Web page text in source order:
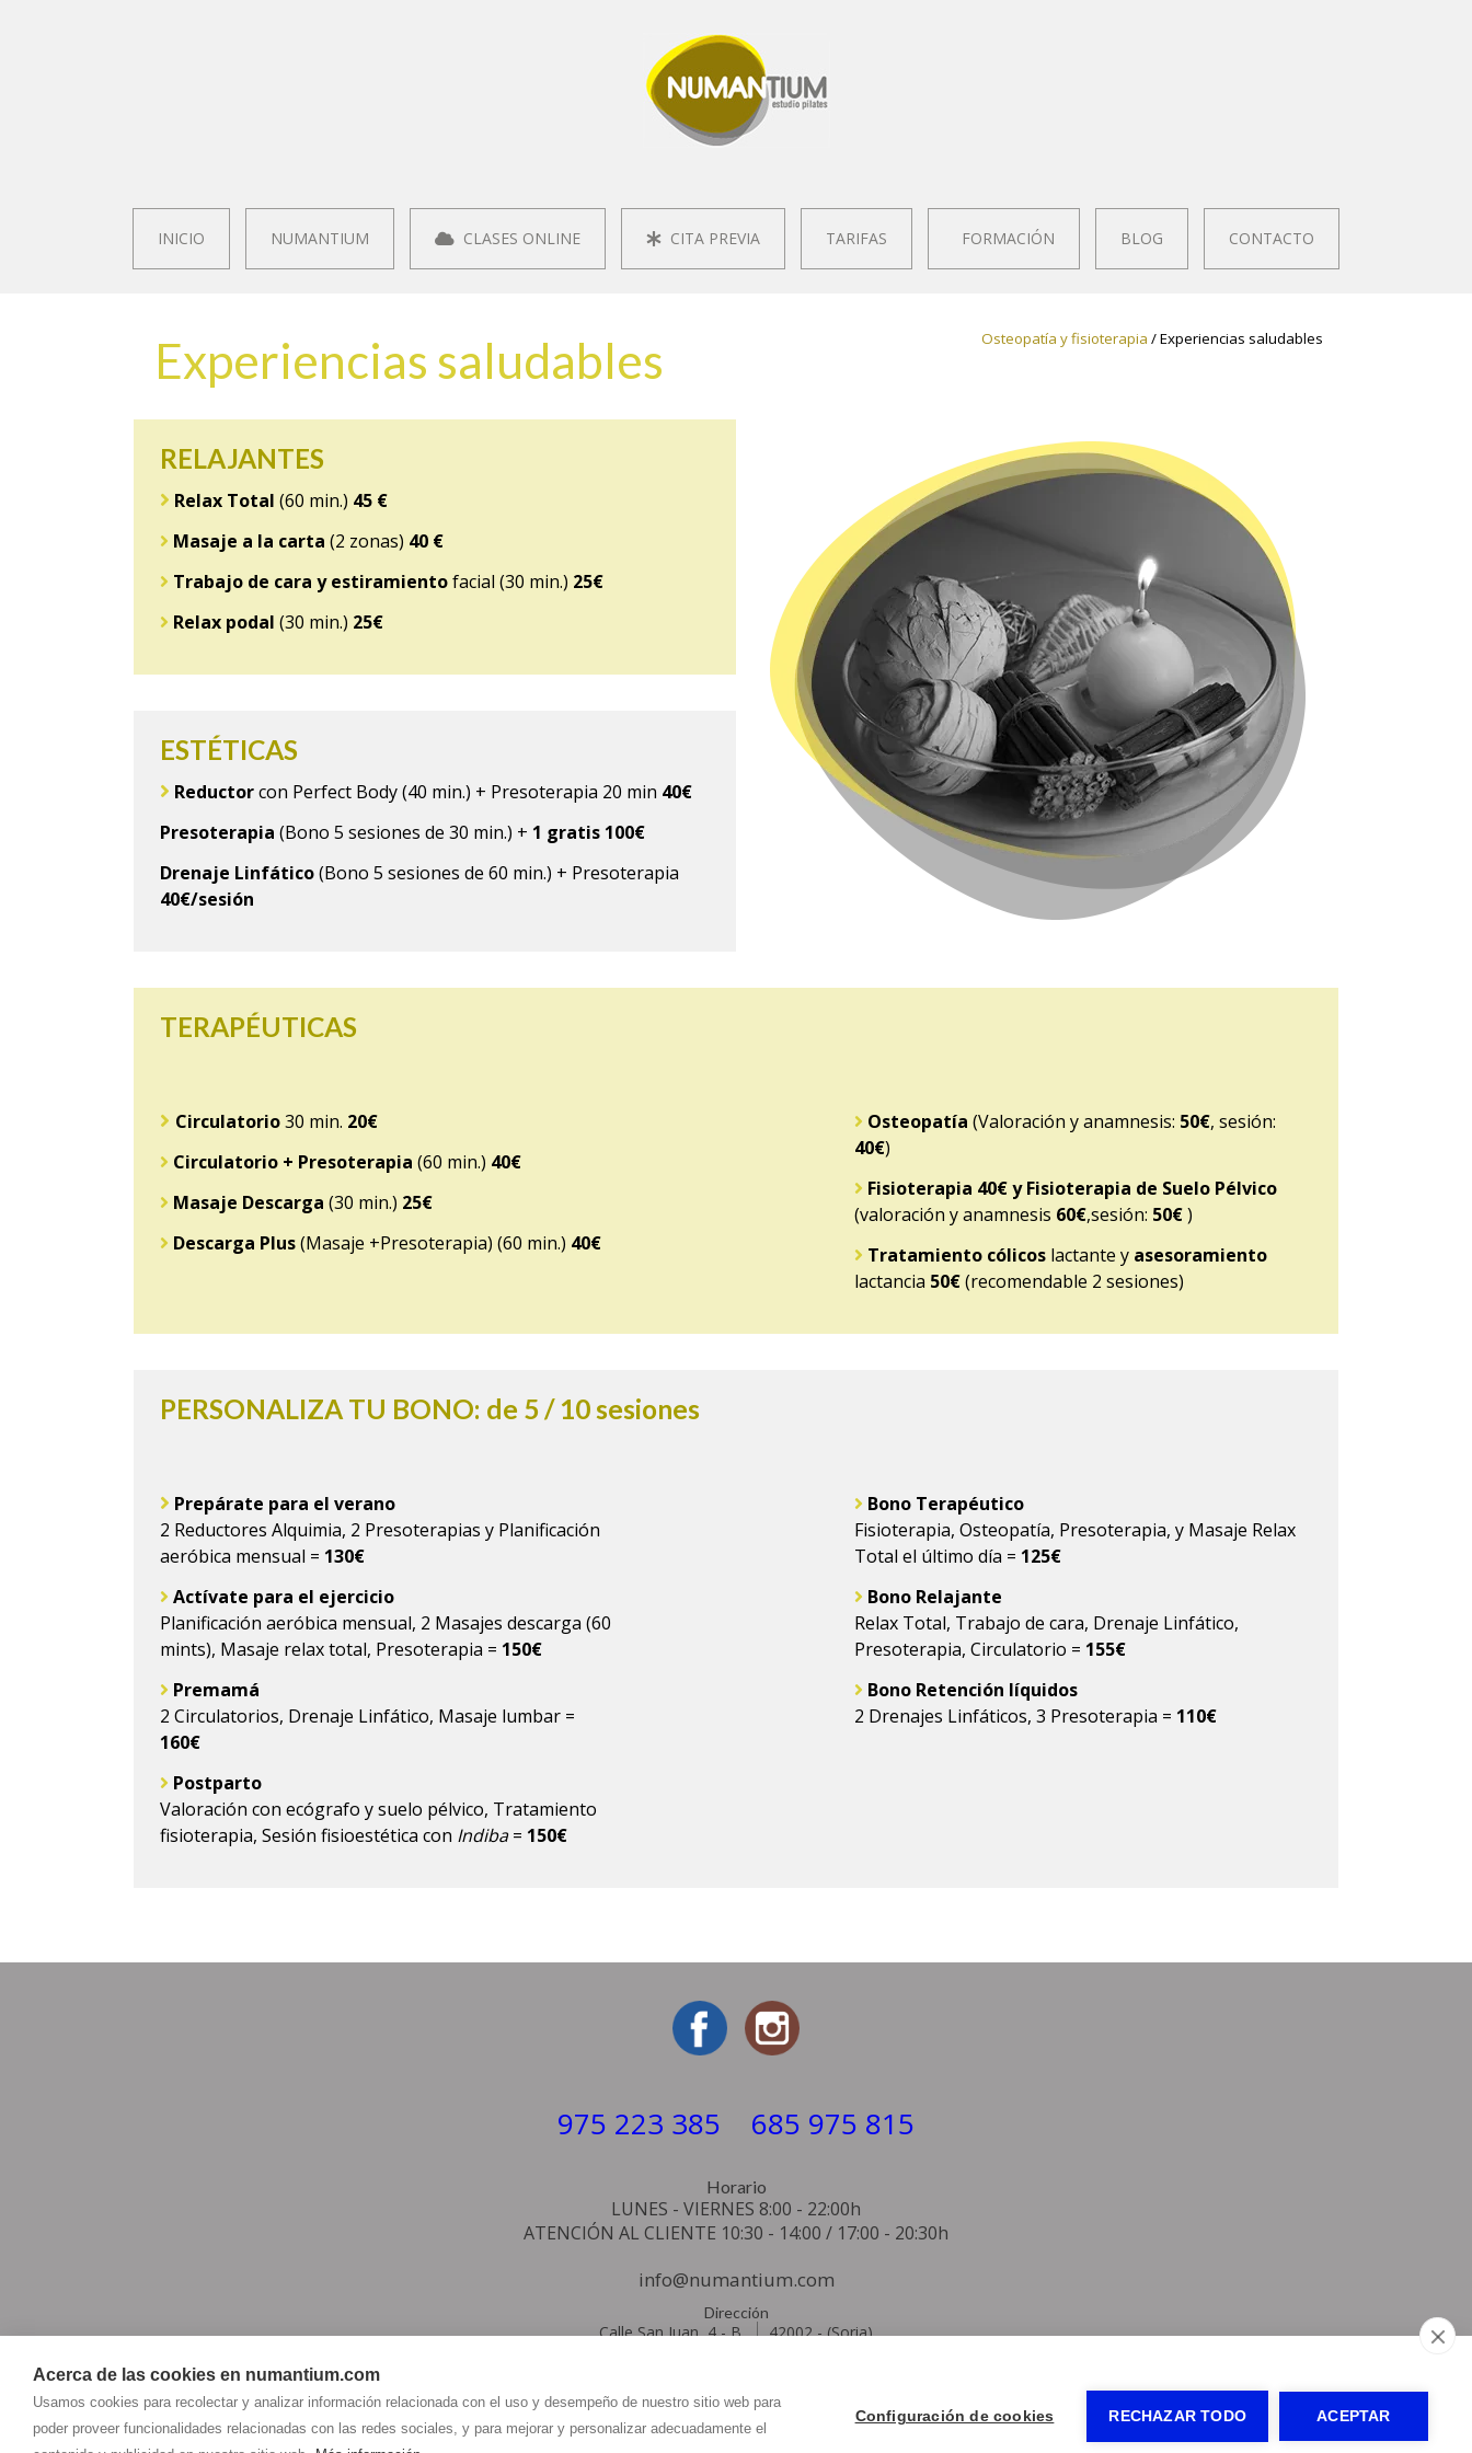
Acerca de las cookies en numantium.com
Usamos cookies para recolectar y analizar información relacionada con el uso y desempeño de nuestro sitio web para
poder proveer funcionalidades relacionadas con las redes sociales, y para mejorar y personalizar adecuadamente el
Configuración de cookies RECHAZAR TODO ACEPTAR
INICIO NUMANTIUM CLASES ONLINE CITA PREVIA TARIFAS FORMACIÓN BLOG CONTACTO
Experiencias saludables Osteopatía y fisioterapia / Experiencias saludables
RELAJANTES
Relax Total (60 min.) 45 €
Masaje a la carta (2 zonas) 40 €
Trabajo de cara y estiramientofacial (30 min.) 25€
Relax podal (30 min.) 25€
ESTÉTICAS
Reductorcon Perfect Body (40 min.) + Presoterapia 20 min 40€
Presoterapia (Bono 5 sesiones de 30 min.) + 1 gratis 100€
Drenaje Linfático(Bono 5 sesiones de 60 min.) + Presoterapia
40€/sesión
TERAPÉUTICAS
Circulatorio30 min. 20€
Circulatorio + Presoterapia (60 min.) 40€
Masaje Descarga (30 min.) 25€
Descarga Plus(Masaje +Presoterapia) (60 min.) 40€
Osteopatía (Valoración y anamnesis: 50€, sesión:
40€)
Fisioterapia 40€ y Fisioterapia de Suelo Pélvico
(valoración y anamnesis 60€,sesión: 50€)
Tratamiento cólicoslactante y asesoramiento
lactancia 50€(recomendable 2 sesiones)
PERSONALIZA TU BONO: de 5 / 10 sesiones
Prepárate para el verano
2 Reductores Alquimia, 2 Presoterapias y Planificación
aeróbica mensual = 130€
Actívate para el ejercicio
Planificación aeróbica mensual, 2 Masajes descarga (60
mints), Masaje relax total, Presoterapia = 150€
Premamá
2 Circulatorios, Drenaje Linfático, Masaje lumbar =
160€
Postparto
Valoración con ecógrafo y suelo pélvico, Tratamiento
fisioterapia, Sesión fisioestética con Indiba= 150€
Bono Terapéutico
Fisioterapia, Osteopatía, Presoterapia, y Masaje Relax
Total el último día = 125€
Bono Relajante
Relax Total, Trabajo de cara, Drenaje Linfático,
Presoterapia, Circulatorio = 155€
Bono Retención líquidos
2 Drenajes Linfáticos, 3 Presoterapia = 110€
975 223 385 685 975 815
Horario
LUNES - VIERNES 8:00 - 22:00h
ATENCIÓN AL CLIENTE 10:30 - 14:00 / 17:00 - 20:30h
info@numantium.com
Dirección
Calle San Juan, 4 - B 42002-(Soria)
NUMANTIUM PILATES- Aviso legal-Política de privacidad-Política de cookies- ByCiberPubli -Panel de control